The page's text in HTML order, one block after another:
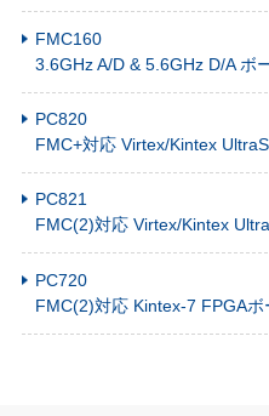
FMC160
3.6GHz A/D & 5.6GHz D/A ボ
PC820
FMC+対応 Virtex/Kintex
PC821
FMC(2)対応 Virtex/Kintex
PC720
FMC(2)対応 Kintex-7 FPGAボ